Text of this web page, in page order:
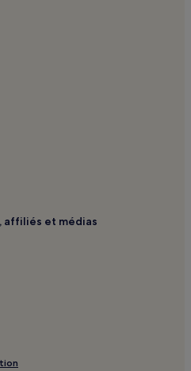
parking
familiaux
affiliés et médias